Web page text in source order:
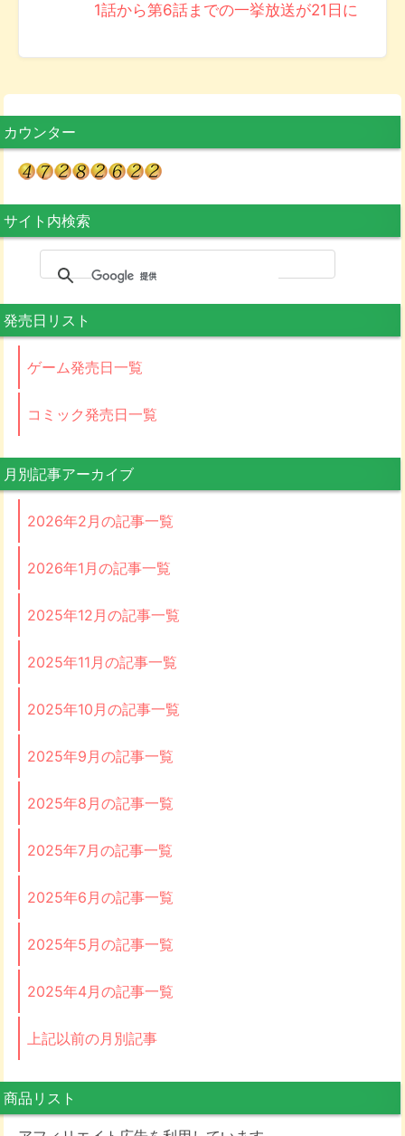
1話から第6話までの一挙放送が21日に
カウンター
サイト内検索
発売日リスト
ゲーム発売日一覧
コミック発売日一覧
月別記事アーカイブ
2026年2月の記事一覧
2026年1月の記事一覧
2025年12月の記事一覧
2025年11月の記事一覧
2025年10月の記事一覧
2025年9月の記事一覧
2025年8月の記事一覧
2025年7月の記事一覧
2025年6月の記事一覧
2025年5月の記事一覧
2025年4月の記事一覧
上記以前の月別記事
商品リスト